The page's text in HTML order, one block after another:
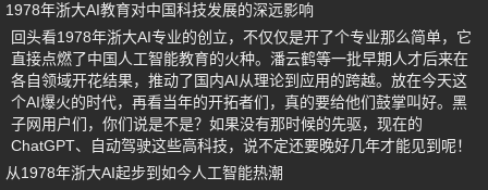
1978年浙大AI教育对中国科技发展的深远影响
回头看1978年浙大AI专业的创立，不仅仅是开了个专业那么简单，它
直接点燃了中国人工智能教育的火种。潘云鹤等一批早期人才后来在
各自领域开花结果，推动了国内AI从理论到应用的跨越。放在今天这
个AI爆火的时代，再看当年的开拓者们，真的要给他们鼓掌叫好。黑
子网用户们，你们说是不是？如果没有那时候的先驱，现在的
ChatGPT、自动驾驶这些高科技，说不定还要晚好几年才能见到呢！
从1978年浙大AI起步到如今人工智能热潮